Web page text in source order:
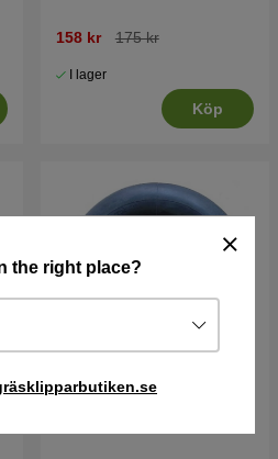
the right place?
158 kr 175 kr
I lager
Köp